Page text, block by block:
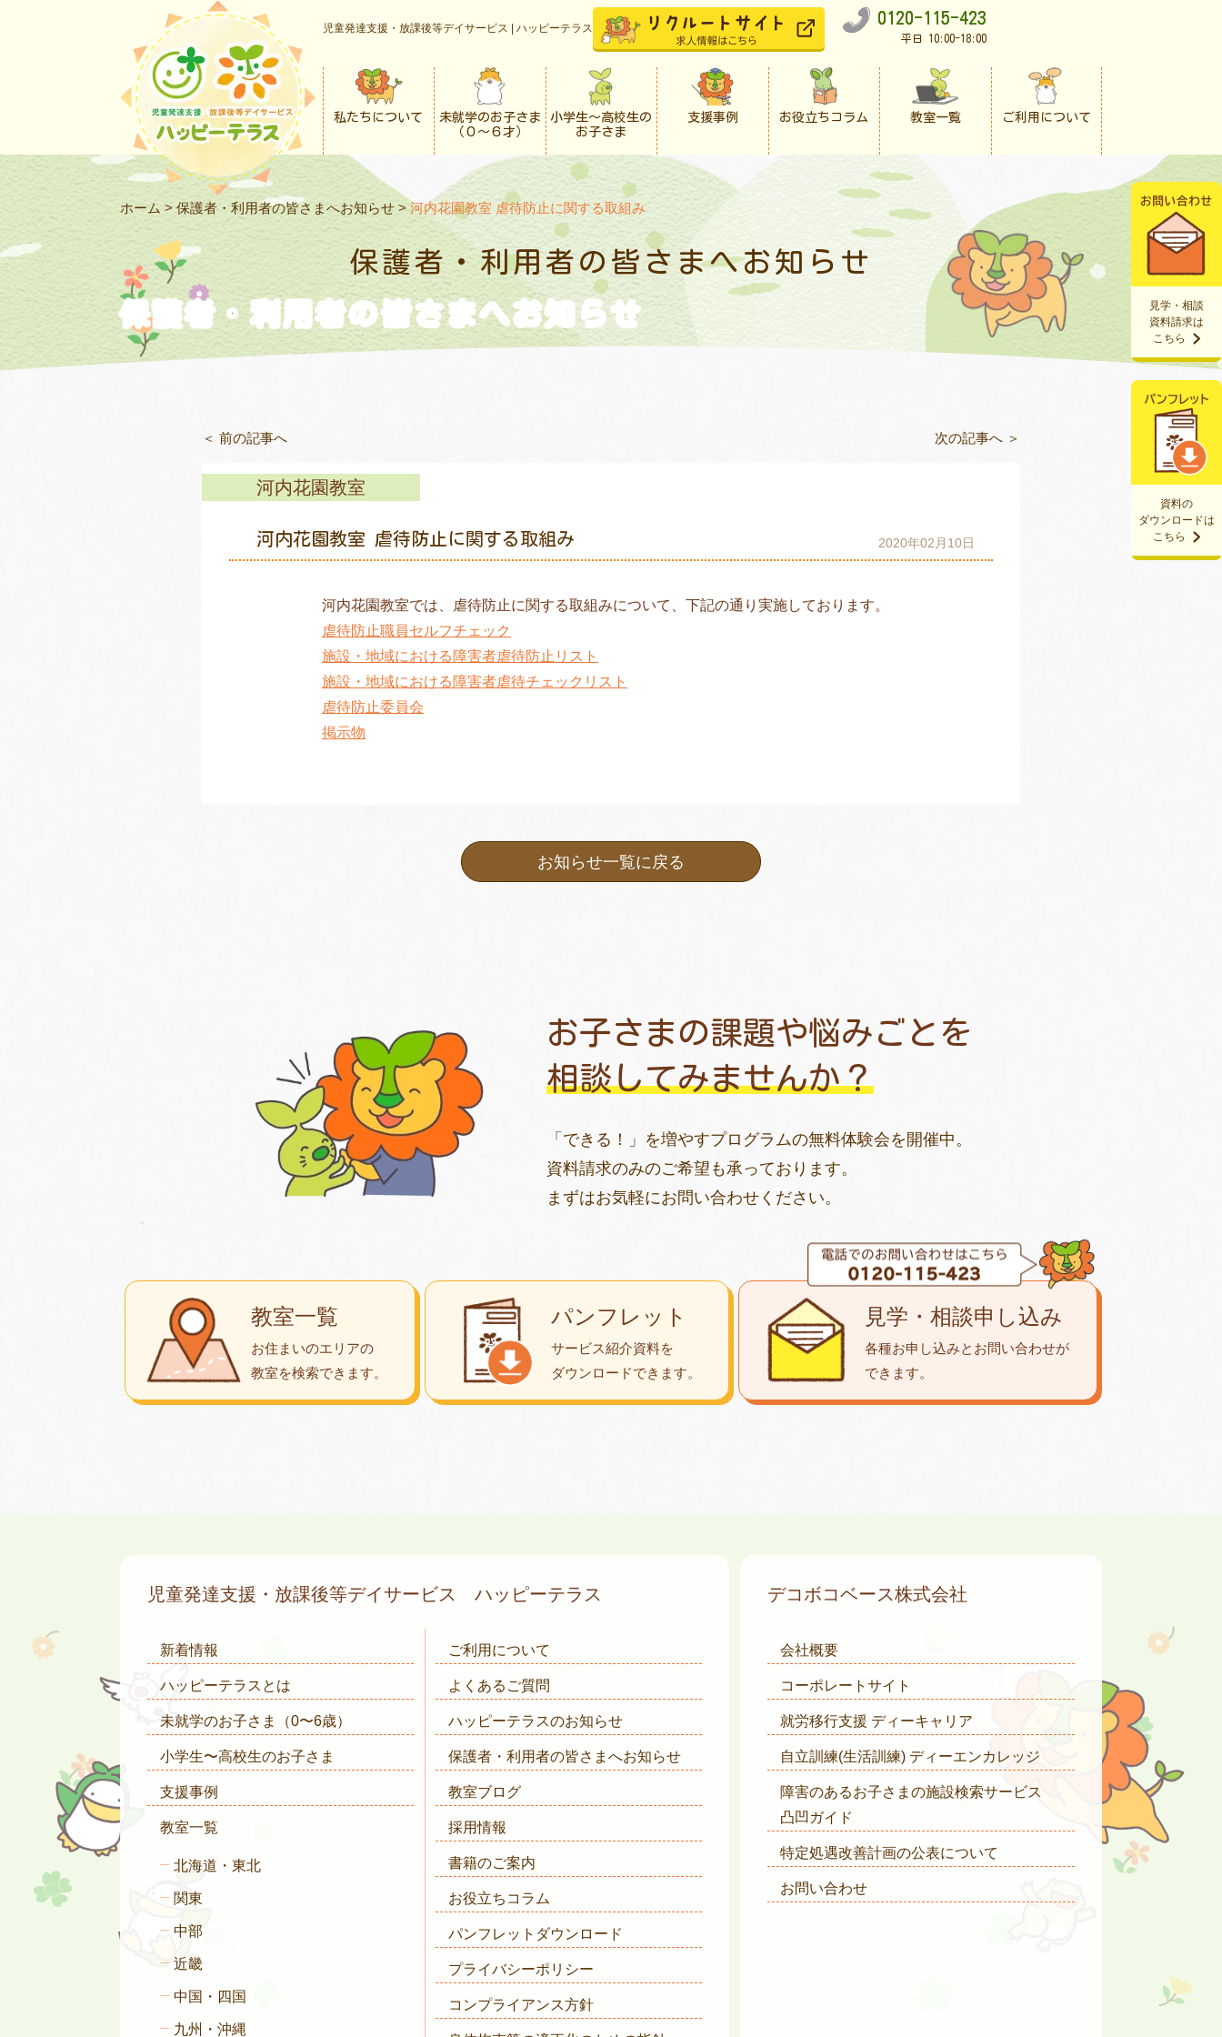
児童発達支援・放課後等デイサービス | ハッピーテラス
0120-115-423
平日 10:00-18:00
私たちについて
未就学のお子さま
（０〜６才）
小学生〜高校生の
お子さま
支援事例 お役立ちコラム 教室一覧 ご利用について
資料の
ダウンロードは
こちら
見学・相談
資料請求は
こちら
ホーム > 保護者・利用者の皆さまへお知らせ > 河内花園教室 虐待防止に関する取組み
保護者・利用者の 皆さまへお知らせ
保護者・利用者の皆さまへお知らせ
＜ 前の記事へ 次の記事へ ＞
河内花園教室
河内花園教室 虐待防止に関する取組み 2020年02月10日
河内花園教室では、虐待防止に関する取組みについて、下記の通り実施しております。
虐待防止職員セルフチェック
施設・地域における障害者虐待防止リスト
施設・地域における障害者虐待チェックリスト
虐待防止委員会
掲示物
お知らせ一覧に戻る
お子さまの課題や悩みごとを
相談してみませんか？
「できる！」を増やすプログラムの無料体験会を開催中。
資料請求のみのご希望も承っております。
まずはお気軽にお問い合わせください。
教室一覧
お住まいのエリアの
教室を検索できます。
パンフレット
サービス紹介資料を
ダウンロードできます。
見学・相談申し込み
各種お申し込みとお問い合わせが
できます。
児童発達支援・放課後等デイサービス ハッピーテラス
新着情報
ハッピーテラスとは
未就学のお子さま （0〜6歳）
小学生〜高校生のお子さま
支援事例
教室一覧
北海道・東北
関東
中部
近畿
中国・四国
九州・沖縄
ご利用について
よくあるご質問
ハッピーテラスのお知らせ
保護者・利用者の皆さまへお知らせ
教室ブログ
採用情報
書籍のご案内
お役立ちコラム
パンフレットダウンロード
プライバシーポリシー
コンプライアンス方針
デコボコベース株式会社
会社概要
コーポレートサイト
就労移行支援 ディーキャリア
自立訓練(生活訓練) ディーエンカレッジ
障害のあるお子さまの施設検索サービス
凸凹ガイド
特定処遇改善計画の公表について
お問い合わせ